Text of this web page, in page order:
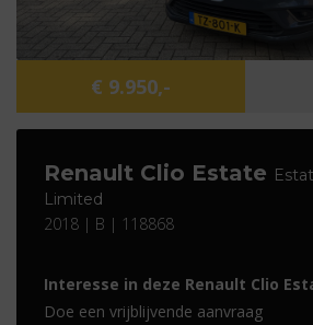
€ 9.950,-
Renault Clio Estate
Limited
2018 | B | 118868
Interesse in deze Renault Clio
Doe een vrijblijvende aanvraag